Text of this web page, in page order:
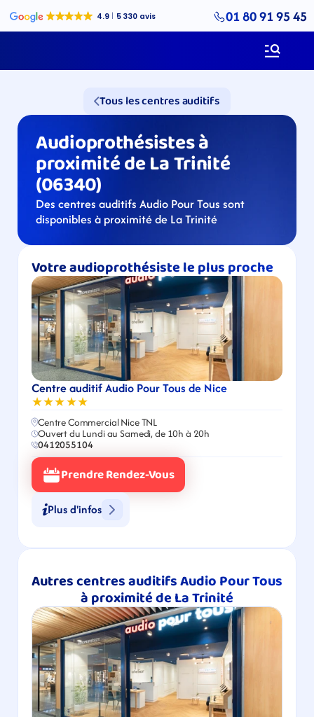
01 80 91 95 45
Tous les centres auditifs
Audioprothésistes à
proximité de La Trinité
(06340)
Des centres auditifs Audio Pour Tous sont
disponibles à proximité de La Trinité
Votre audioprothésiste le plus proche
Centre auditif Audio Pour Tous de Nice
★★★★★
Centre Commercial Nice TNL
Ouvert du Lundi au Samedi, de 10h à 20h
0412055104
Prendre Rendez-Vous
Plus d'infos
Autres centres auditifs Audio Pour Tous
à proximité de La Trinité